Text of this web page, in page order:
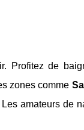
Profitez de
zones comme
amateurs de